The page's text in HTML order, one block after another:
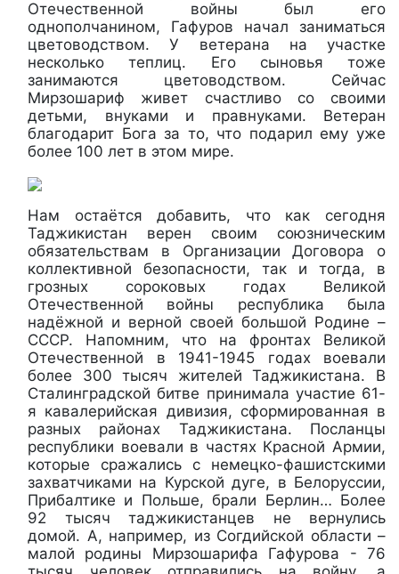
Отечественной войны был его
однополчанином, Гафуров начал заниматься
цветоводством. У ветерана на участке
несколько теплиц. Его сыновья тоже
занимаются цветоводством. Сейчас
Мирзошариф живет счастливо со своими
детьми, внуками и правнуками. Ветеран
благодарит Бога за то, что подарил ему уже
более 100 лет в этом мире.
Нам остаётся добавить, что как сегодня
Таджикистан верен своим союзническим
обязательствам в Организации Договора о
коллективной безопасности, так и тогда, в
грозных сороковых годах Великой
Отечественной войны республика была
надёжной и верной своей большой Родине –
СССР. Напомним, что на фронтах Великой
Отечественной в 1941-1945 годах воевали
более 300 тысяч жителей Таджикистана. В
Сталинградской битве принимала участие 61-
я кавалерийская дивизия, сформированная в
разных районах Таджикистана. Посланцы
республики воевали в частях Красной Армии,
которые сражались с немецко-фашистскими
захватчиками на Курской дуге, в Белоруссии,
Прибалтике и Польше, брали Берлин… Более
92 тысяч таджикистанцев не вернулись
домой. А, например, из Согдийской области –
малой родины Мирзошарифа Гафурова - 76